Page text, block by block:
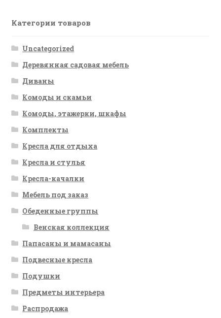
Категории товаров
Uncategorized
Деревянная садовая мебель
Диваны
Комоды и скамьи
Комоды, этажерки, шкафы
Комплекты
Кресла для отдыха
Кресла и стулья
Кресла-качалки
Мебель под заказ
Обеденные группы
Венская коллекция
Папасаны и мамасаны
Подвесные кресла
Подушки
Предметы интерьера
Распродажа